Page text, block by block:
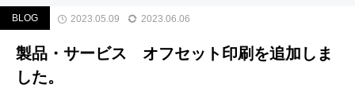
BLOG 2023.05.09 2023.06.06
製品・サービス オフセット印刷を追加しま
した。